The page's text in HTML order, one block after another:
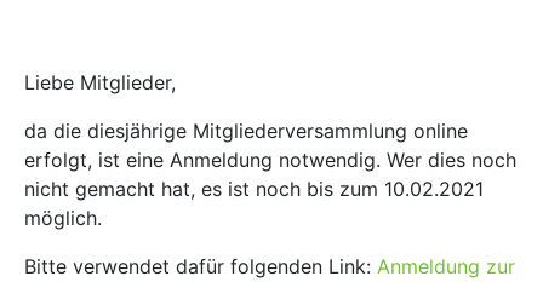
Liebe Mitglieder,
da die diesjährige Mitgliederversammlung online
erfolgt, ist eine Anmeldung notwendig. Wer dies noch
nicht gemacht hat, es ist noch bis zum 10.02.2021
möglich.
Bitte verwendet dafür folgenden Link: Anmeldung zur